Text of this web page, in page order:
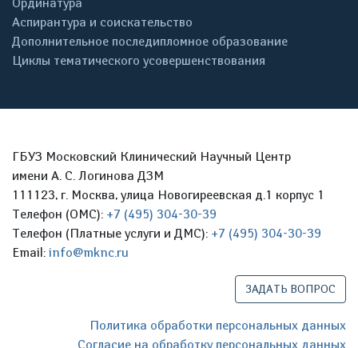
Аспирантура и соискательство
Дополнительное последипломное образование
Циклы тематического усовершенствования
ГБУЗ Московский Клинический Научный Центр
имени А. С. Логинова ДЗМ
111123, г. Москва, улица Новогиреевская д.1 корпус 1
Телефон (ОМС): +7 (495) 304-30-39
Телефон (Платные услуги и ДМС): +7 (495) 304-30-39
Email: info@mknc.ru
ЗАДАТЬ ВОПРОС
Политика обработки персональных данных
Согласие на обработку персональных данных